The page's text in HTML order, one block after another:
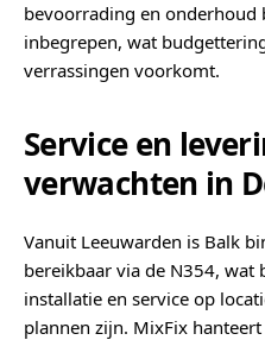
bevoorrading en onderhoud
inbegrepen, wat
verrassingen voorkomt.
Service en
verwachten in
Vanuit Leeuwarden is Balk
bereikbaar via de N354, wat
installatie en service op
plannen zijn. MixFix